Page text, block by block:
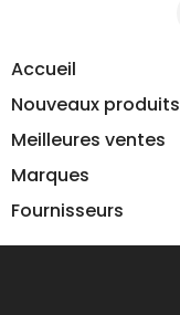
Accueil
Nouveaux produits
Meilleures ventes
Marques
Fournisseurs